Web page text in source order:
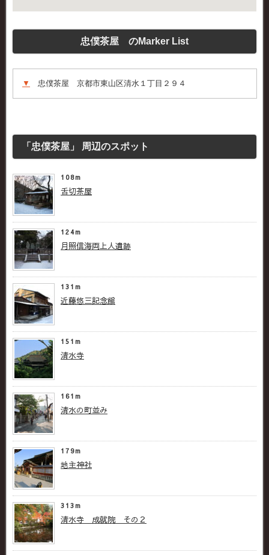
忠僕茶屋 のMarker List
▼ 忠僕茶屋 京都市東山区清水１丁目２９４
「忠僕茶屋」 周辺のスポット
108m
舌切茶屋
124m
月照信海両上人遺跡
131m
近藤悠三記念館
151m
清水寺
161m
清水の町並み
179m
地主神社
313m
清水寺 成就院 その２